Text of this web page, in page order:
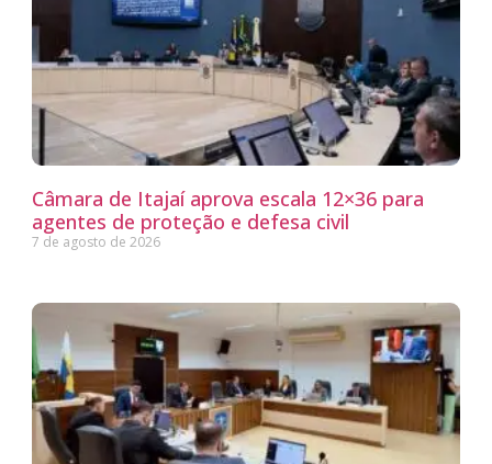
Câmara de Itajaí aprova escala 12×36 para
agentes de proteção e defesa civil
7 de agosto de 2026